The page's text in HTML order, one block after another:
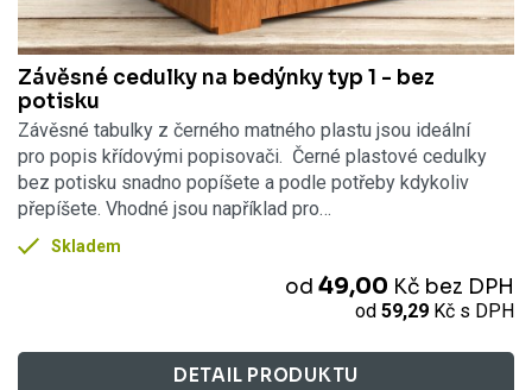
Závěsné cedulky na bedýnky typ 1 - bez
potisku
Závěsné tabulky z černého matného plastu jsou ideální
pro popis křídovými popisovači. Černé plastové cedulky
bez potisku snadno popíšete a podle potřeby kdykoliv
přepíšete. Vhodné jsou například pro…
Skladem
od 49,00 Kč bez DPH
od 59,29 Kč s DPH
DETAIL PRODUKTU